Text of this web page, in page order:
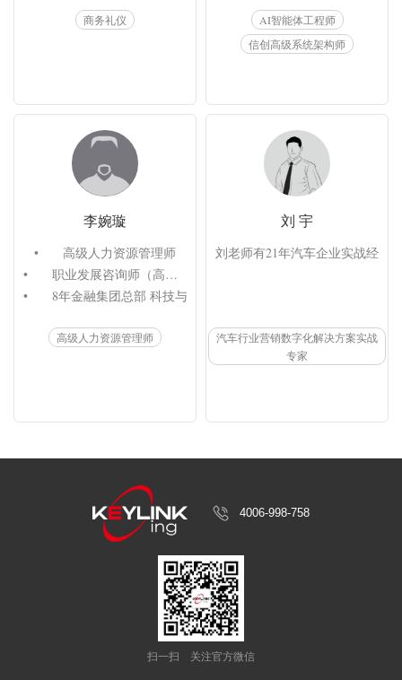
六秒钟情商国际认证讲师测评师
《商礼塑品牌©情境商务礼仪沙盘》课程研发者
商务礼仪
微软Azure云专家认证
腾讯TCA和TCP认证
AI智能体工程师
信创高级系统架构师
李婉璇
•	高级人力资源管理师
•	职业发展咨询师（高级）
•	8年金融集团总部 科技与运营条线培训负责人
•	3年互联网企业 中高管管理教练
•	6年培训咨询领域 解决方案及赋能专家
高级人力资源管理师
刘 宇
刘老师有21年汽车企业实战经验
汽车行业营销数字化解决方案实战
专家
4006-998-758
扫一扫 关注官方微信